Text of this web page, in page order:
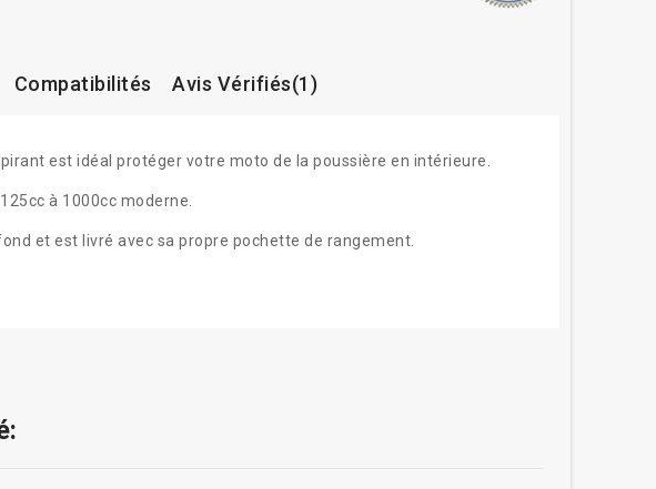
Compatibilités Avis Vérifiés(1)
est idéal protéger votre moto de la poussière en intérieure.
à 1000cc moderne.
et est livré avec sa propre pochette de rangement.